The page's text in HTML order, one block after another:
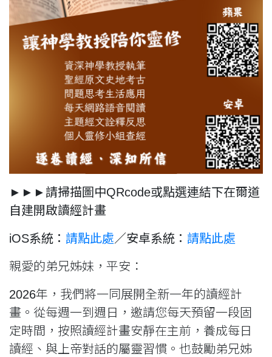
►►►請掃描圖中QRcode或點選連結下在爾道
自建開啟讀經計畫
iOS系統： 請點此處／安卓系統： 請點此處
親愛的弟兄姊妹，平安：
2026年，我們將一同展開全新一年的讀經計
畫。從每週一到週日，邀請您每天預留一段固
定時間，按照讀經計畫安靜在主前，養成每日
讀經、與上帝對話的屬靈習慣。也鼓勵弟兄姊